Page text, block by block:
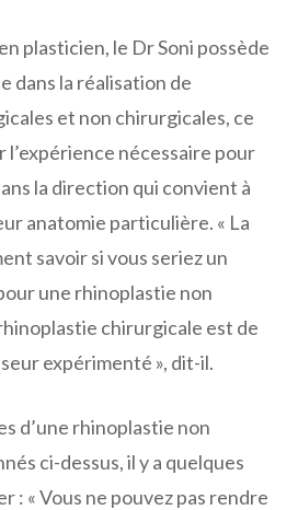
plasticien, le Dr Soni possède
dans la réalisation de
et non chirurgicales, ce
l’expérience nécessaire pour
la direction qui convient à
anatomie particulière. « La
savoir si vous seriez un
une rhinoplastie non
chirurgicale est de
expérimenté », dit-il.
d’une rhinoplastie non
ci-dessus, il y a quelques
: « Vous ne pouvez pas rendre